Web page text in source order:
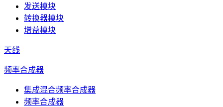
发送模块
转换器模块
增益模块
天线
频率合成器
集成混合频率合成器
频率合成器